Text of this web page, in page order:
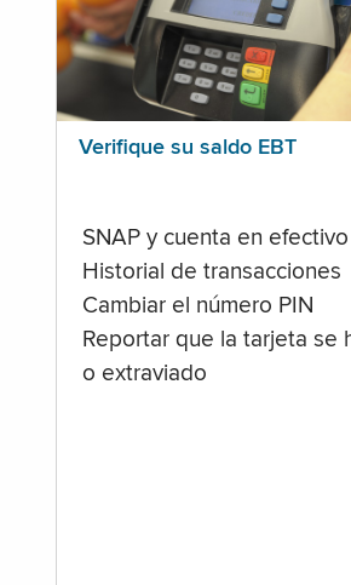
Verifique su saldo EBT
SNAP y cuenta en efectivo
Historial de transacciones
Cambiar el número PIN
Reportar que la tarjeta se
o extraviado